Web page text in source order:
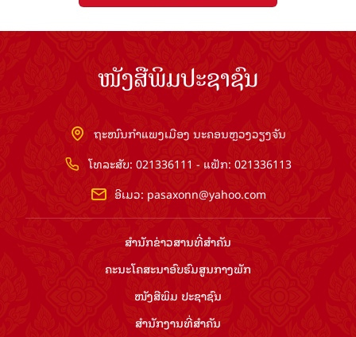
ໜັງສືພິມປະຊາຊົນ
ຖະໜົນກຳແພງເມືອງ ນະຄອນຫຼວງວຽງຈັນ
ໂທລະສັບ: 021336111 - ແຟັກ: 021336113
ອີເມວ: pasaxonn@yahoo.com
ສຳ​ນັກ​ຂ່າວ​ສານ​ທີ່​ສຳ​ຄັນ​
ຄະນະໂຄສະນາອົບຮົມ​ສູນ​ກາງ​ພັກ
ໜັງສືພິມ ປະ​ຊາ​ຊົນ
ສຳ​ນັກ​ງານ​ທີ່​ສຳ​ຄັນ